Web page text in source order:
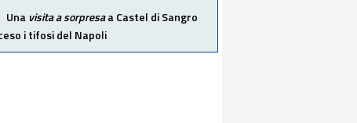
Una visita a sorpresaa Castel di Sangro
i tifosi del Napoli